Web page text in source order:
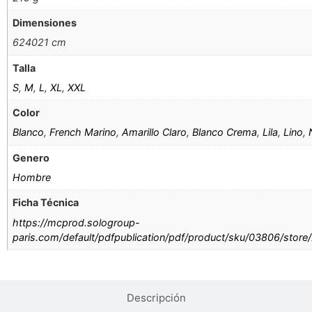
Descripción
Dimensiones
624021 cm
Talla
S,M,L,XL,XXL
Color
Blanco,French Marino,Amarillo Claro,Blanco Crema,Lila,Lino,
Genero
Hombre
Ficha Técnica
https://mcprod.sologroup-
paris.com/default/pdfpublication/pdf/product/sku/03806/